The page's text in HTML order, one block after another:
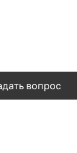
вопрос